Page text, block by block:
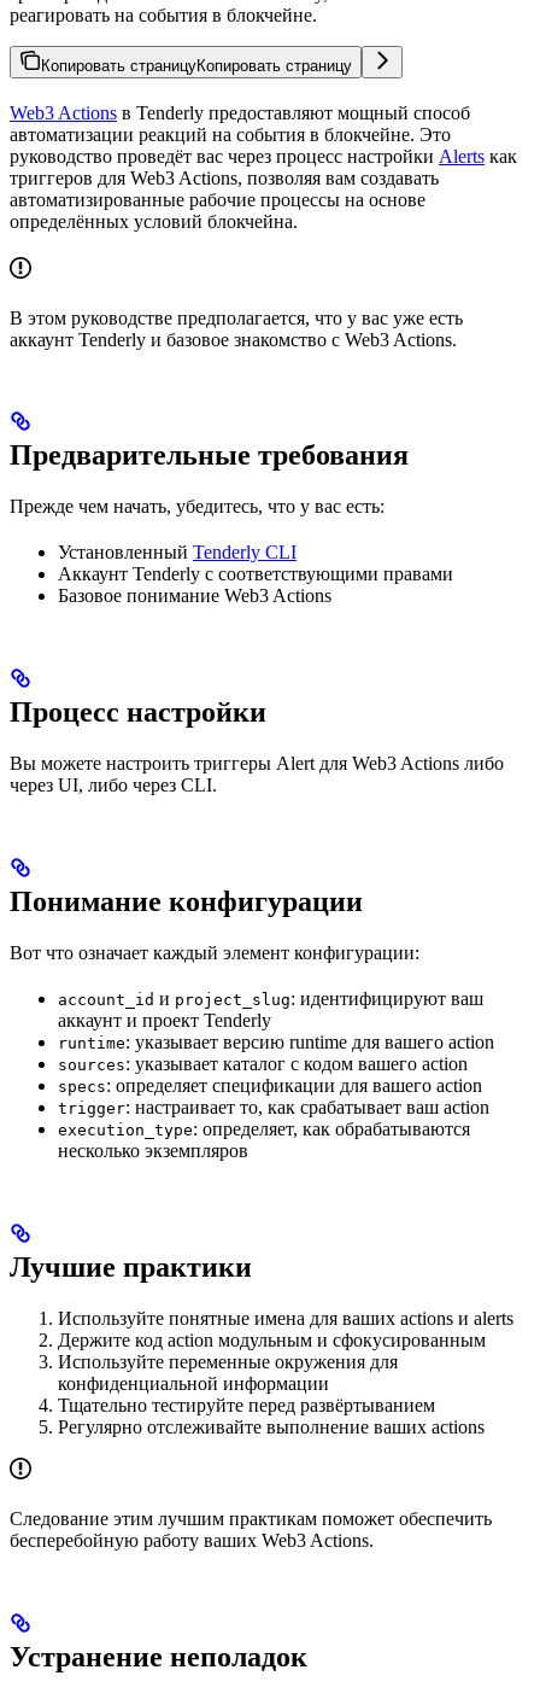
реагировать на события в блокчейне.
Копировать страницуКопировать страницу
Web3 Actions в Tenderly предоставляют мощный способ
автоматизации реакций на события в блокчейне. Это
руководство проведёт вас через процесс настройки Alerts как
триггеров для Web3 Actions, позволяя вам создавать
автоматизированные рабочие процессы на основе
определённых условий блокчейна.
В этом руководстве предполагается, что у вас уже есть
аккаунт Tenderly и базовое знакомство с Web3 Actions.
Предварительные требования
Прежде чем начать, убедитесь, что у вас есть:
Установленный Tenderly CLI
Аккаунт Tenderly с соответствующими правами
Базовое понимание Web3 Actions
Процесс настройки
Вы можете настроить триггеры Alert для Web3 Actions либо
через UI, либо через CLI.
Понимание конфигурации
Вот что означает каждый элемент конфигурации:
account_id и project_slug: идентифицируют ваш
аккаунт и проект Tenderly
runtime: указывает версию runtime для вашего action
sources: указывает каталог с кодом вашего action
specs: определяет спецификации для вашего action
trigger: настраивает то, как срабатывает ваш action
execution_type: определяет, как обрабатываются
несколько экземпляров
Лучшие практики
Используйте понятные имена для ваших actions и alerts
Держите код action модульным и сфокусированным
Используйте переменные окружения для
конфиденциальной информации
Тщательно тестируйте перед развёртыванием
Регулярно отслеживайте выполнение ваших actions
Следование этим лучшим практикам поможет обеспечить
бесперебойную работу ваших Web3 Actions.
Устранение неполадок